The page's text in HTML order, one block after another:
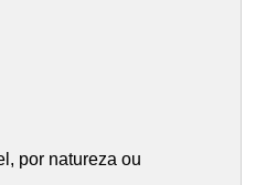
por natureza ou